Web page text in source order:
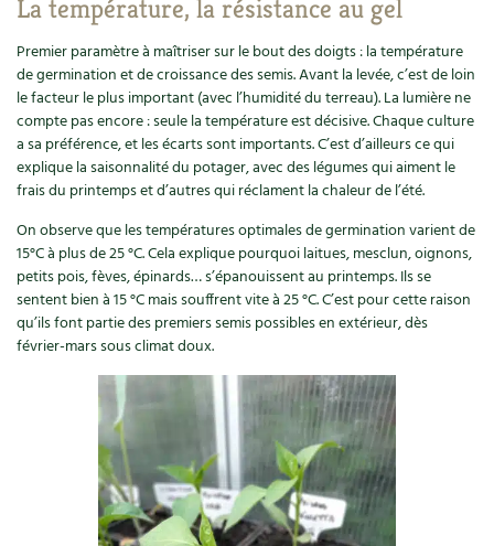
Décoration et petit bricolage
Santé et bien-être
Les plantes et leurs vertus
Soins et cosmétiques au naturel
Vivre l’écologie
Protéger la nature
Autonomie
Enfants
Actions pour la planète
Les 4 saisons
La température, la résistance au gel
Premier paramètre à maîtriser sur le bout des doigts : la température
de germination et de croissance des semis. Avant la levée, c’est de loin
le facteur le plus important (avec l’humidité du terreau). La lumière ne
compte pas encore : seule la température est décisive. Chaque culture
a sa préférence, et les écarts sont importants. C’est d’ailleurs ce qui
explique la saisonnalité du potager, avec des légumes qui aiment le
frais du printemps et d’autres qui réclament la chaleur de l’été.
On observe que les températures optimales de germination varient de
15°C à plus de 25 °C. Cela explique pourquoi laitues, mesclun, oignons,
petits pois, fèves, épinards… s’épanouissent au printemps. Ils se
sentent bien à 15 °C mais souffrent vite à 25 °C. C’est pour cette raison
qu’ils font partie des premiers semis possibles en extérieur, dès
février-mars sous climat doux.